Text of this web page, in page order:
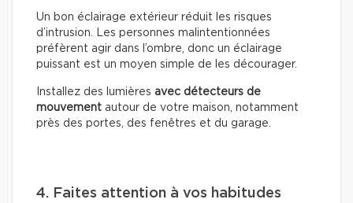
Un bon éclairage extérieur réduit les risques
d’intrusion. Les personnes malintentionnées
préfèrent agir dans l’ombre, donc un éclairage
puissant est un moyen simple de les décourager.
Installez des lumières avec détecteurs de
mouvement autour de votre maison, notamment
près des portes, des fenêtres et du garage.
4. Faites attention à vos habitudes